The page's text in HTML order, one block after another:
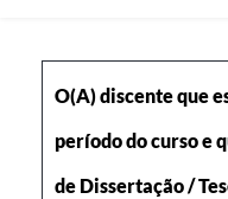
O(A) discente que
período do curso e
de Dissertação /